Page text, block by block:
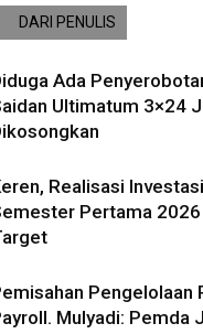
DARI PENULIS
Ada
Ultimatum 3×24
Realisasi
Pertama 2026
Pengelolaan
Mulyadi: Pemda